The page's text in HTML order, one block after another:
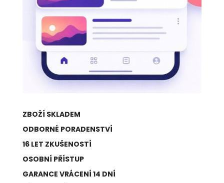
ZBOŽÍ SKLADEM
ODBORNÉ PORADENSTVÍ
16 LET ZKUŠENOSTÍ
OSOBNÍ PŘÍSTUP
GARANCE VRÁCENÍ 14 DNÍ